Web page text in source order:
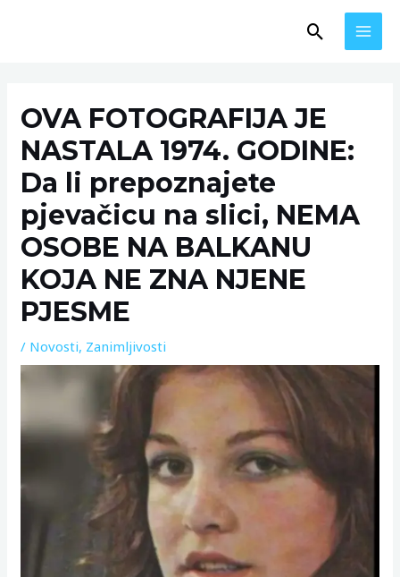
Search
OVA FOTOGRAFIJA JE
NASTALA 1974. GODINE:
Da li prepoznajete
pjevačicu na slici, NEMA
OSOBE NA BALKANU
KOJA NE ZNA NJENE
PJESME
/ Novosti, Zanimljivosti